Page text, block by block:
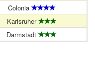
Colonia
Karlsruher
Darmstadt